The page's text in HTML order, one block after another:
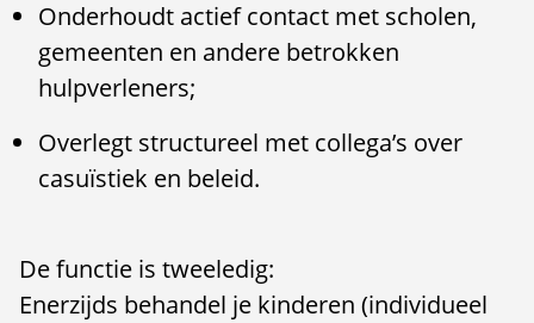
Onderhoudt actief contact met scholen,
gemeenten en andere betrokken
hulpverleners;
Overlegt structureel met collega’s over
casuïstiek en beleid.
De functie is tweeledig:
Enerzijds behandel je kinderen (individueel